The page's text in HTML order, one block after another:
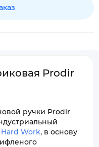
Prodir
ручки Prodir
Hard Work, в основу